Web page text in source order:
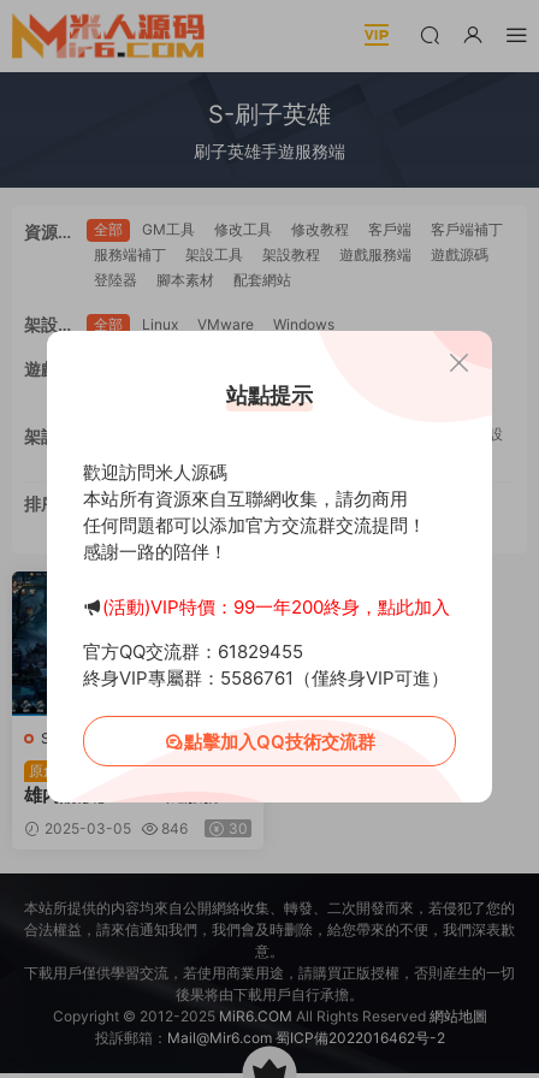
S-刷子英雄
刷子英雄手遊服務端
資源類
全部 GM工具 修改工具 修改教程 客戶端
客戶端補丁
服務端補丁
架設工具 架設教程 遊戲服務端
遊戲源碼
登陸器
腳本素材 配套網站
架設系
全部 Linux VMware Windows
遊戲平
多端互通 工具類
架設難
手工架設
架設工具
排序 最新 更新 推薦 下載 浏覽
評論
随機
S-刷子英雄
手遊服務端
原創
稀有冒險手遊【刷子英
雄内購版】Win一鍵服務端
+安卓+内購+視頻架設教程
2025-03-05 846 30
本站所提供的内容均來自公開網絡收集、轉發、二次開發而來，若侵犯了您的
合法權益，請來信通知我們，我們會及時删除，給您帶來的不便，我們深表歉
意。
下載用戶僅供學習交流，若使用商業用途，請購買正版授權，否則産生的一切
後果将由下載用戶自行承擔。
Copyright © 2012-2025 MiR6.COM All Rights Reserved 網站地圖
投訴郵箱： Mail@Mir6.com 蜀ICP備2022016462号-2
站點提示
歡迎訪問米人源碼
本站所有資源來自互聯網收集，請勿商用
任何問題都可以添加官方交流群交流提問！
感謝一路的陪伴！
(活動)VIP特價：99一年200終身，點此加入
官方QQ交流群：61829455
終身VIP專屬群：5586761（僅終身VIP可進）
點擊加入QQ技術交流群